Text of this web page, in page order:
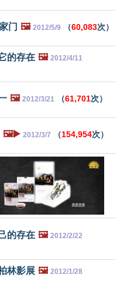
门 🖼️ 2012/5/9 （60,083次）
的存在 🖼️ 2012/4/11
🖼️ 2012/3/21 （61,701次）
🖼️▶️ 2012/3/7 （154,954次）
的存在 🖼️ 2012/2/22
林影展 🖼️ 2012/1/28